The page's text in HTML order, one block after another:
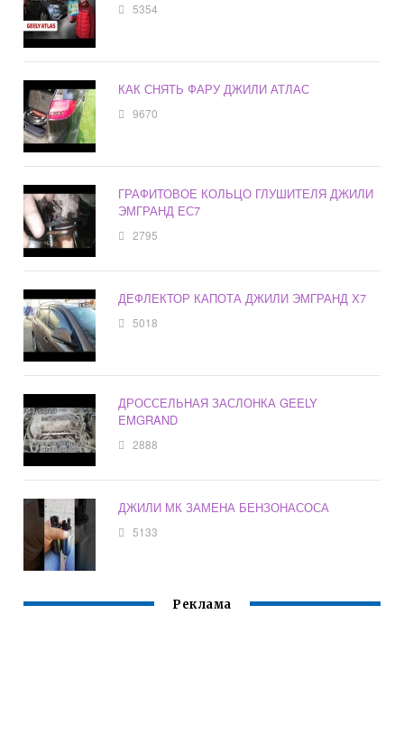
5354
КАК СНЯТЬ ФАРУ ДЖИЛИ АТЛАС
9670
ГРАФИТОВОЕ КОЛЬЦО ГЛУШИТЕЛЯ ДЖИЛИ
ЭМГРАНД ЕС7
2795
ДЕФЛЕКТОР КАПОТА ДЖИЛИ ЭМГРАНД Х7
5018
ДРОССЕЛЬНАЯ ЗАСЛОНКА GEELY
EMGRAND
2888
ДЖИЛИ МК ЗАМЕНА БЕНЗОНАСОСА
5133
Реклама